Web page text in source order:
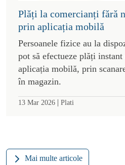
Plăți la comercianți fără
prin aplicația mobilă
Persoanele fizice au la
pot să efectueze plăți
aplicația mobilă, prin
în magazin.
13 Mar 2026 | Plati
Mai multe articole